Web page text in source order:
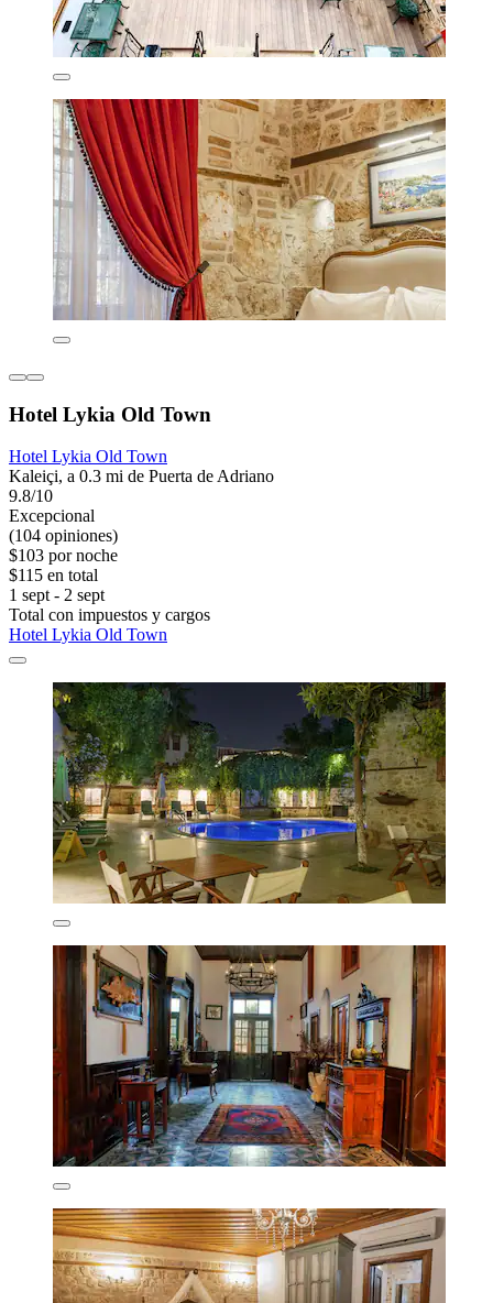
Hotel Lykia Old Town
Hotel Lykia Old Town
Kaleiçi, a 0.3 mi de Puerta de Adriano
9.8/10
Excepcional
(104 opiniones)
$103 por noche
$115 en total
1 sept - 2 sept
Total con impuestos y cargos
Hotel Lykia Old Town